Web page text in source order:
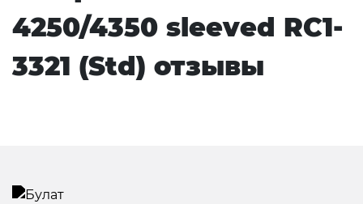
4250/4350 sleeved RC1-
3321 (Std) отзывы